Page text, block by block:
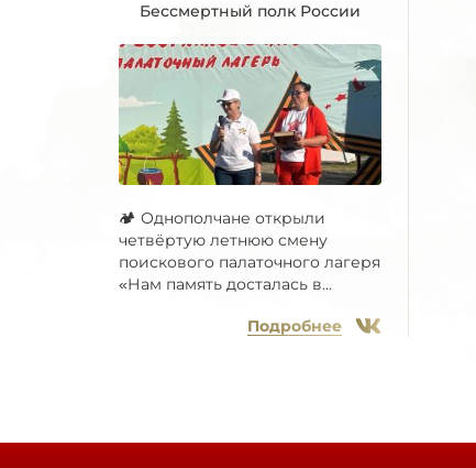
Бессмертный полк России
🏕 Однополчане открыли
четвёртую летнюю смену
поискового палаточного лагеря
«Нам память досталась в...
Подробнее